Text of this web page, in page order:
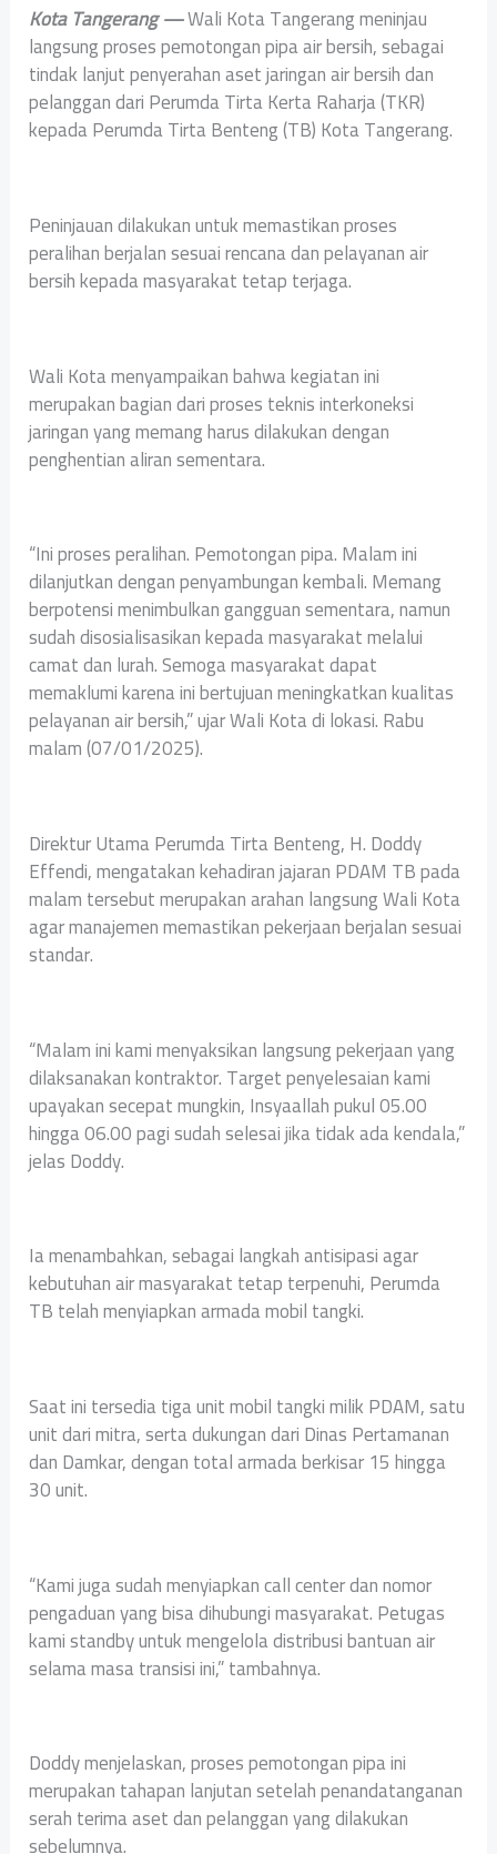
Kota Tangerang —Wali Kota Tangerang meninjau
langsung proses pemotongan pipa air bersih, sebagai
tindak lanjut penyerahan aset jaringan air bersih dan
pelanggan dari Perumda Tirta Kerta Raharja (TKR)
kepada Perumda Tirta Benteng (TB) Kota Tangerang.
Peninjauan dilakukan untuk memastikan proses
peralihan berjalan sesuai rencana dan pelayanan air
bersih kepada masyarakat tetap terjaga.
Wali Kota menyampaikan bahwa kegiatan ini
merupakan bagian dari proses teknis interkoneksi
jaringan yang memang harus dilakukan dengan
penghentian aliran sementara.
“Ini proses peralihan. Pemotongan pipa. Malam ini
dilanjutkan dengan penyambungan kembali. Memang
berpotensi menimbulkan gangguan sementara, namun
sudah disosialisasikan kepada masyarakat melalui
camat dan lurah. Semoga masyarakat dapat
memaklumi karena ini bertujuan meningkatkan kualitas
pelayanan air bersih,” ujar Wali Kota di lokasi. Rabu
malam (07/01/2025).
Direktur Utama Perumda Tirta Benteng, H. Doddy
Effendi, mengatakan kehadiran jajaran PDAM TB pada
malam tersebut merupakan arahan langsung Wali Kota
agar manajemen memastikan pekerjaan berjalan sesuai
standar.
“Malam ini kami menyaksikan langsung pekerjaan yang
dilaksanakan kontraktor. Target penyelesaian kami
upayakan secepat mungkin, Insyaallah pukul 05.00
hingga 06.00 pagi sudah selesai jika tidak ada kendala,”
jelas Doddy.
Ia menambahkan, sebagai langkah antisipasi agar
kebutuhan air masyarakat tetap terpenuhi, Perumda
TB telah menyiapkan armada mobil tangki.
Saat ini tersedia tiga unit mobil tangki milik PDAM, satu
unit dari mitra, serta dukungan dari Dinas Pertamanan
dan Damkar, dengan total armada berkisar 15 hingga
30 unit.
“Kami juga sudah menyiapkan call center dan nomor
pengaduan yang bisa dihubungi masyarakat. Petugas
kami standby untuk mengelola distribusi bantuan air
selama masa transisi ini,” tambahnya.
Doddy menjelaskan, proses pemotongan pipa ini
merupakan tahapan lanjutan setelah penandatanganan
serah terima aset dan pelanggan yang dilakukan
sebelumnya.